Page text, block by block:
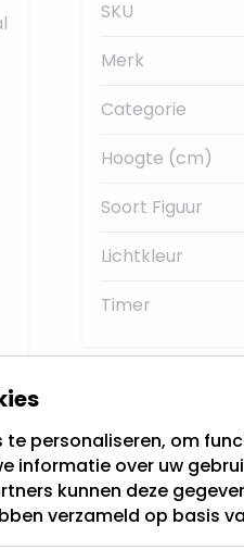
SKU
Merk
Categorie
Hoogte (cm)
Soort Figuur
Lichtkleur
Timer
personaliseren, om
informatie over uw
kunnen deze
verzameld op basis